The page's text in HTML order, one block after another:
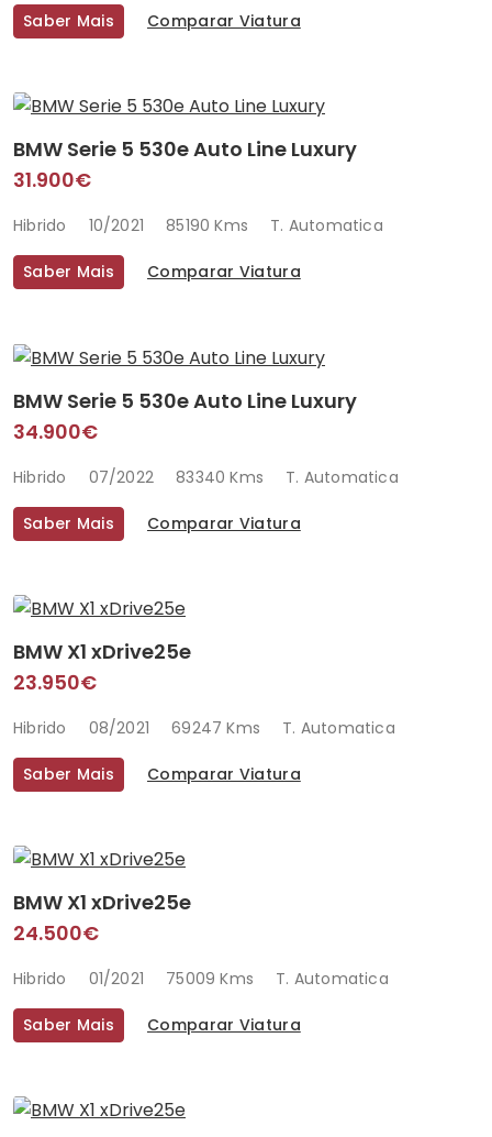
Saber Mais Comparar Viatura
BMW Serie 5 530e Auto Line Luxury
31.900€
Hibrido 10/2021 85190 Kms T. Automatica
Saber Mais Comparar Viatura
BMW Serie 5 530e Auto Line Luxury
34.900€
Hibrido 07/2022 83340 Kms T. Automatica
Saber Mais Comparar Viatura
BMW X1 xDrive25e
23.950€
Hibrido 08/2021 69247 Kms T. Automatica
Saber Mais Comparar Viatura
BMW X1 xDrive25e
24.500€
Hibrido 01/2021 75009 Kms T. Automatica
Saber Mais Comparar Viatura